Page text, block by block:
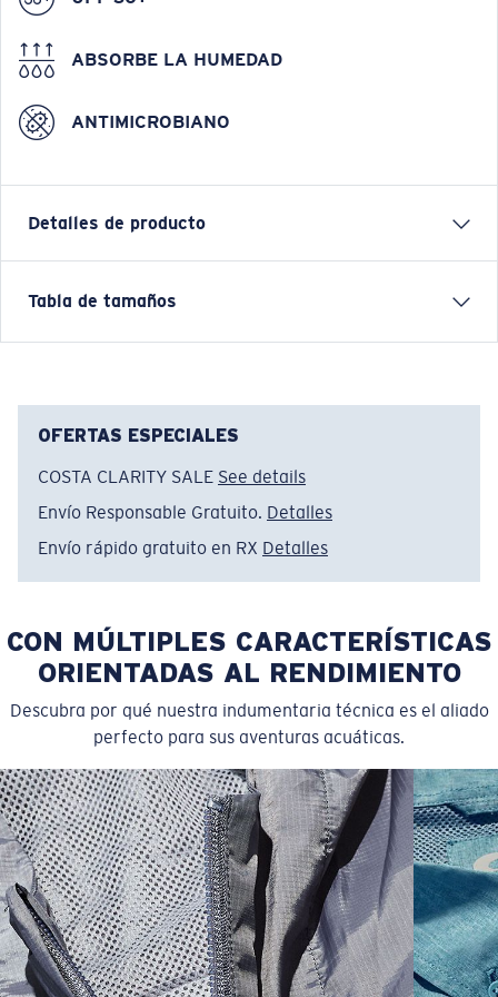
ABSORBE LA HUMEDAD
ANTIMICROBIANO
Detalles de producto
Artículo n.°:FQA400909-28E
Tabla de tamaños
SIZES 1. CHEST 2. BODY LENGTH 3. SLEEVE LENGTH
S 19" 27” 7 ¾”
M 21" 28" 8 ¼”
OFERTAS ESPECIALES
COSTA CLARITY SALE See details
Envío Responsable Gratuito. Detalles
Envío rápido gratuito en RX Detalles
CON MÚLTIPLES CARACTERÍSTICAS
ORIENTADAS AL RENDIMIENTO
Descubra por qué nuestra indumentaria técnica es el aliado
perfecto para sus aventuras acuáticas.